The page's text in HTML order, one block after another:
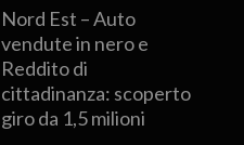
Nord Est – Auto
vendute in nero e
Reddito di
cittadinanza: scoperto
giro da 1,5 milioni